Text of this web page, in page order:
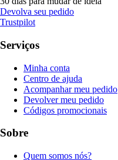
Devolva seu pedido
Trustpilot
Serviços
Minha conta
Centro de ajuda
Acompanhar meu pedido
Devolver meu pedido
Códigos promocionais
Sobre
Quem somos nós?